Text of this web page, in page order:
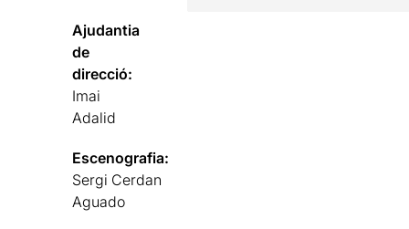
Ajudantia
de
direcció:
Imai
Adalid
Escenografia:
Sergi Cerdan
Aguado